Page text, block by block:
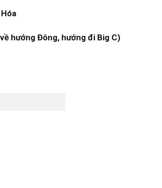
hướng Đông, hướng đi Big C)